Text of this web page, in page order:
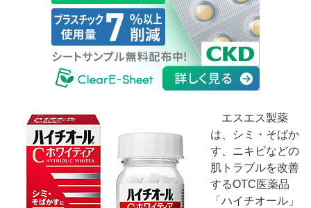
エスエス製薬
は、シミ・そばか
す、ニキビなどの
肌トラブルを改善
するOTC医薬品
「ハイチオール」